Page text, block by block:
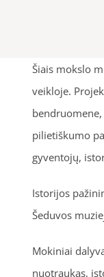
Šiais mokslo
veikloje.
pilietiškumo
gyventojų,
Istorijos
Šeduvos
Mokiniai
nuotraukas,